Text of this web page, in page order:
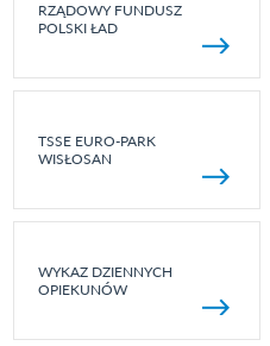
RZĄDOWY FUNDUSZ
POLSKI ŁAD
TSSE EURO-PARK
WISŁOSAN
WYKAZ DZIENNYCH
OPIEKUNÓW